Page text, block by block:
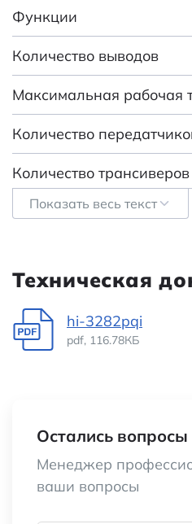
Функции
Количество выводов
Максимальная рабочая
Количество
Количество трансиверов
Типичное одиночное
Тип сигнала приемника
Топология передачи
Наименование
Показать весь текст
Техническая
hi-3282pqi
pdf, 116.78КБ
Остались вопросы
Менеджер
ваши вопросы